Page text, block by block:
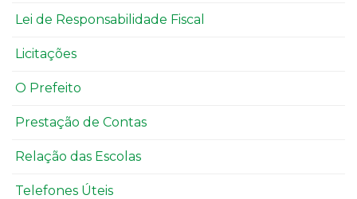
Lei de Responsabilidade Fiscal
Licitações
O Prefeito
Prestação de Contas
Relação das Escolas
Telefones Úteis